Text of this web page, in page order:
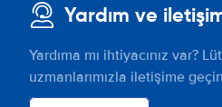
Yardım ve
Yardıma mı ihtiyacınız var?
uzmanlarımızla iletişime